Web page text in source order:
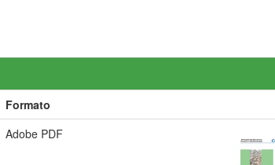
Formato
Adobe PDF